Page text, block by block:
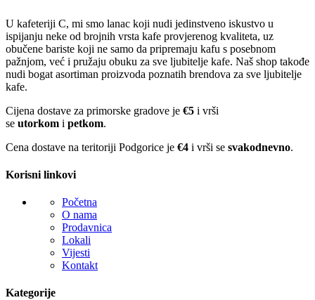
U kafeteriji C, mi smo lanac koji nudi jedinstveno iskustvo u
ispijanju neke od brojnih vrsta kafe provjerenog kvaliteta, uz
obučene bariste koji ne samo da pripremaju kafu s posebnom
pažnjom, već i pružaju obuku za sve ljubitelje kafe. Naš shop takođe
nudi bogat asortiman proizvoda poznatih brendova za sve ljubitelje
kafe.
Cijena dostave za primorske gradove je €5 i vrši
se utorkom i petkom.
Cena dostave na teritoriji Podgorice je €4 i vrši se svakodnevno.
Korisni linkovi
Početna
O nama
Prodavnica
Lokali
Vijesti
Kontakt
Kategorije